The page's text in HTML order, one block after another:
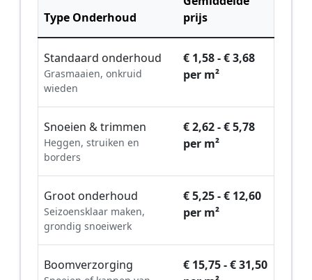
Type Onderhoud
prijs
Standaard onderhoud
Grasmaaien, onkruid
wieden
€ 1,58 - € 3,68
per m²
Snoeien & trimmen
Heggen, struiken en
borders
€ 2,62 - € 5,78
per m²
Groot onderhoud
Seizoensklaar maken,
grondig snoeiwerk
€ 5,25 - € 12,60
per m²
Boomverzorging
€ 15,75 - € 31,50